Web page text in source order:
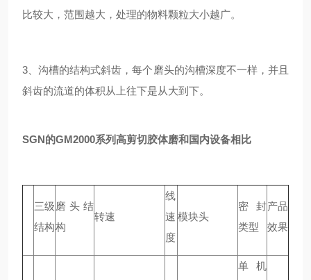
比较大，范围越大，处理的物料颗粒大小越广。
3、沟槽的结构式斜齿，每个磨头的沟槽深度不一样，并且
斜齿的流道的体积从上往下是从大到下。
SGN的GM2000系列高剪切胶体磨和国内设备相比
三级
结构
磨头结
构
转速
线
速
度
模块头
密封
类型
产品
效果
单机